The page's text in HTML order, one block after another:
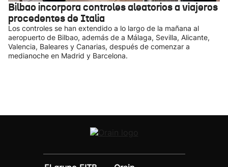
Bilbao incorpora controles aleatorios a viajeros
procedentes de Italia
Los controles se han extendido a lo largo de la mañana al
aeropuerto de Bilbao, además de a Málaga, Sevilla, Alicante,
Valencia, Baleares y Canarias, después de comenzar a
medianoche en Madrid y Barcelona.